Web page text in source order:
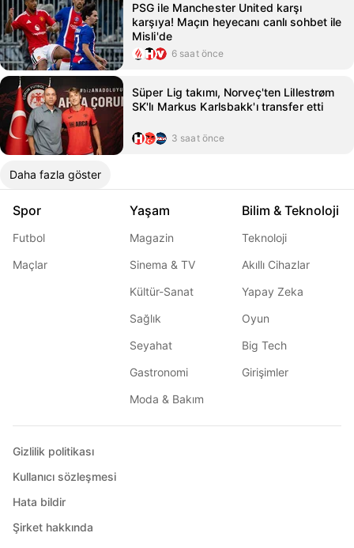
PSG ile Manchester United karşı
karşıya! Maçın heyecanı canlı sohbet ile
Misli'de
6 saat önce
Süper Lig takımı, Norveç'ten Lillestrøm
SK'lı Markus Karlsbakk'ı transfer etti
3 saat önce
Daha fazla göster
Spor
Futbol
Maçlar
Yaşam
Magazin
Sinema & TV
Kültür-Sanat
Sağlık
Seyahat
Gastronomi
Moda & Bakım
Bilim & Teknoloji
Teknoloji
Akıllı Cihazlar
Yapay Zeka
Oyun
Big Tech
Girişimler
Gizlilik politikası
Kullanıcı sözleşmesi
Hata bildir
Şirket hakkında